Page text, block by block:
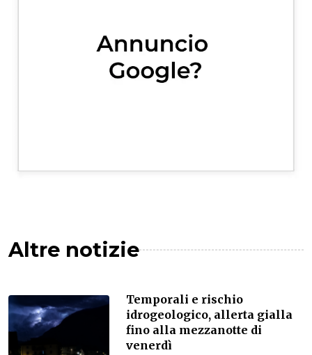
Altre notizie
Temporali e rischio
idrogeologico, allerta gialla
fino alla mezzanotte di
venerdì